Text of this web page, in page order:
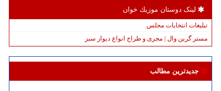
لینک دوستان موزیك خوان
تبلیغات انتخابات مجلس
مستر گرین وال | مجری و طراح انواع دیوار سبز
جدیدترین مطالب